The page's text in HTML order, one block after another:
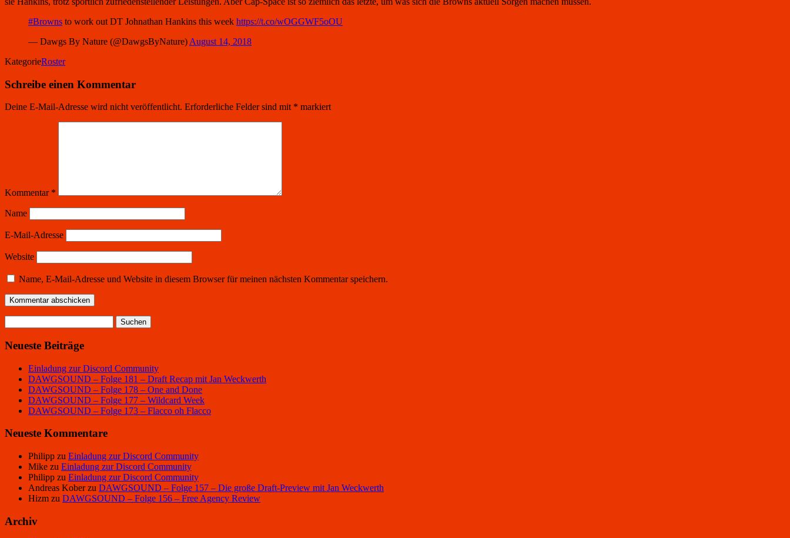
#Browns to work out DT Johnathan Hankins this week https://t.co/wOGGWF5oOU
— Dawgs By Nature (@DawgsByNature) August 14, 2018
KategorieRoster
Schreibe einen Kommentar
Deine E-Mail-Adresse wird nicht veröffentlicht. Erforderliche Felder sind mit * markiert
Kommentar *
Name
E-Mail-Adresse
Website
Name, E-Mail-Adresse und Website in diesem Browser für meinen nächsten Kommentar speichern.
nach:
Neueste Beiträge
Einladung zur Discord Community
DAWGSOUND – Folge 181 – Draft Recap mit Jan Weckwerth
DAWGSOUND – Folge 178 – One and Done
DAWGSOUND – Folge 177 – Wildcard Week
DAWGSOUND – Folge 173 – Flacco oh Flacco
Neueste Kommentare
Philipp zu Einladung zur Discord Community
Mike zu Einladung zur Discord Community
Philipp zu Einladung zur Discord Community
Andreas Koberzu DAWGSOUND – Folge 157 – Die große Draft-Preview mit Jan Weckwerth
Hizm zu DAWGSOUND – Folge 156 – Free Agency Review
Archiv